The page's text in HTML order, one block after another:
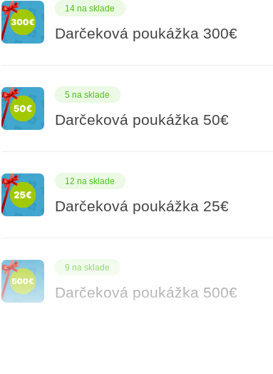
14 na sklade
Darčeková poukážka 300€
5 na sklade
Darčeková poukážka 50€
12 na sklade
Darčeková poukážka 25€
9 na sklade
Darčeková poukážka 500€